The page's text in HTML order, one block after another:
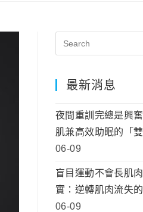
最新消息
夜間重訓完總是興
肌兼高效助眠的「
06-09
盲目運動不會長肌
實：逆轉肌肉流失
06-09